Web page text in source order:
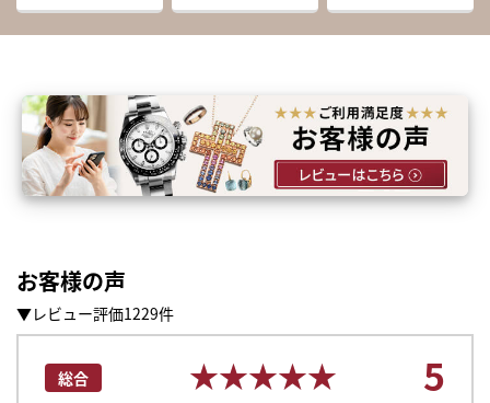
お客様の声
▼レビュー評価1229件
総合 ★★★★★
★★★★★ 5